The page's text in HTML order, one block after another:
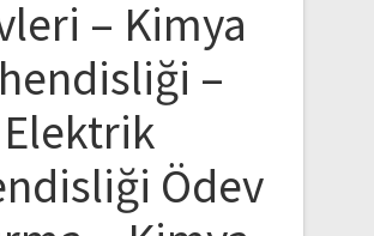
– Kimya
–
Elektrik
Ödev